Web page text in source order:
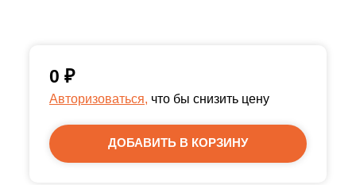
0 ₽
Авторизоваться, что бы снизить цену
ДОБАВИТЬ В КОРЗИНУ